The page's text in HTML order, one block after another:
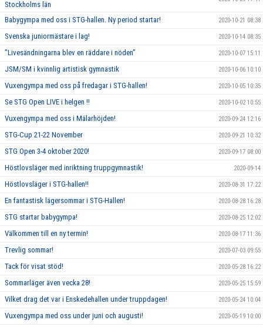
Stockholms län
Babygympa med oss i STG-hallen. Ny period startar! 2020-10-21 08:38
Svenska juniormästare i lag! 2020-10-14 08:35
”Livesändningarna blev en räddare i nöden” 2020-10-07 15:11
JSM/SM i kvinnlig artistisk gymnastik 2020-10-06 10:10
Vuxengympa med oss på fredagar i STG-hallen! 2020-10-05 10:35
Se STG Open LIVE i helgen !! 2020-10-02 10:55
Vuxengympa med oss i Mälarhöjden! 2020-09-24 12:16
STG-Cup 21-22 November 2020-09-21 10:32
STG Open 3-4 oktober 2020! 2020-09-17 08:00
Höstlovsläger med inriktning truppgymnastik! 2020-09-14
Höstlovsläger i STG-hallen!! 2020-08-31 17:22
En fantastisk lägersommar i STG-Hallen! 2020-08-28 16:28
STG startar babygympa! 2020-08-25 12:02
Välkommen till en ny termin! 2020-08-17 11:36
Trevlig sommar! 2020-07-03 09:55
Tack för visat stöd! 2020-05-28 16:22
Sommarläger även vecka 28! 2020-05-25 15:59
Vilket drag det var i Enskedehallen under truppdagen! 2020-05-24 10:04
Vuxengympa med oss under juni och augusti! 2020-05-19 10:00